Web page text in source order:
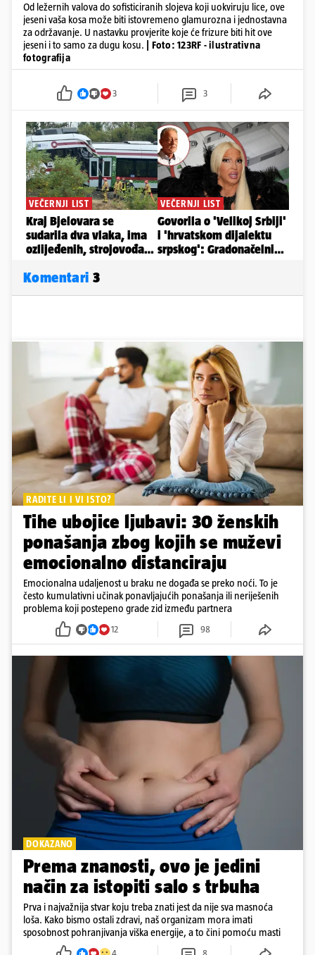
Od ležernih valova do sofisticiranih slojeva koji uokviruju lice, ove
jeseni vaša kosa može biti istovremeno glamurozna i jednostavna
za održavanje. U nastavku provjerite koje će frizure biti hit ove
jeseni i to samo za dugu kosu.
| Foto: 123RF - ilustrativna
fotografija
3 3
Komentari 3
RADITE LI I VI ISTO?
Tihe ubojice ljubavi: 30 ženskih
ponašanja zbog kojih se muževi
emocionalno distanciraju
Emocionalna udaljenost u braku ne događa se preko noći. To je
često kumulativni učinak ponavljajućih ponašanja ili neriješenih
problema koji postepeno grade zid između partnera
12 98
DOKAZANO
Prema znanosti, ovo je jedini
način za istopiti salo s trbuha
Prva i najvažnija stvar koju treba znati jest da nije sva masnoća
loša. Kako bismo ostali zdravi, naš organizam mora imati
sposobnost pohranjivanja viška energije, a to čini pomoću masti